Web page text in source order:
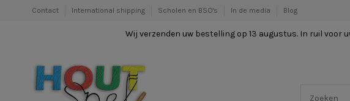
Contact International shipping Scholen en BSO's In de media Blog
Wij verzenden uw bestelling op 13 augustus. In ruil voor